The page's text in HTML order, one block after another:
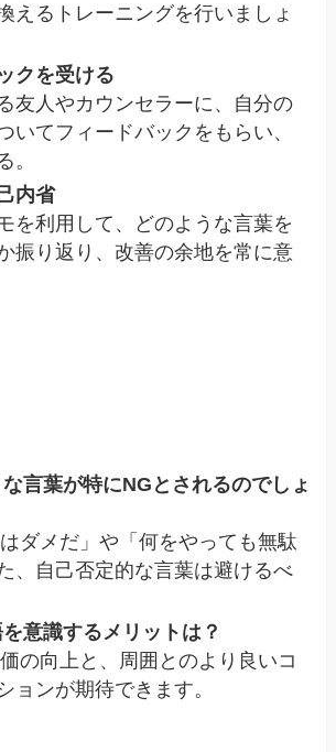
えるトレーニングを行いましょ
クを受ける
友人やカウンセラーに、自分の
いてフィードバックをもらい、
。
内省
を利用して、どのような言葉を
振り返り、改善の余地を常に意
言葉が特にNGとされるのでしょ
ダメだ」や「何をやっても無駄
、自己否定的な言葉は避けるべ
意識するメリットは？
の向上と、周囲とのより良いコ
ョンが期待できます。